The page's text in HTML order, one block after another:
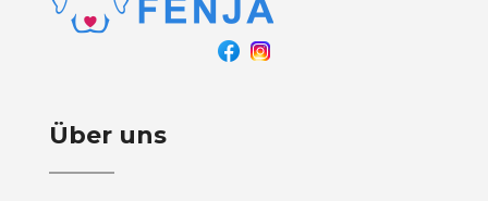
Über uns